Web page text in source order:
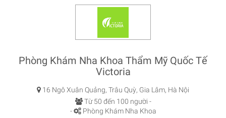
Phòng Khám Nha Khoa Thẩm Mỹ Quốc Tế
Victoria
16 Ngô Xuân Quảng, Trâu Quỳ, Gia Lâm, Hà Nội
Từ 50 đến 100 người -
-
Phòng Khám Nha Khoa